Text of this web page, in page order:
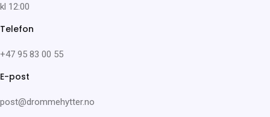
kl 12:00
Telefon
+47 95 83 00 55
E-post
post@drommehytter.no